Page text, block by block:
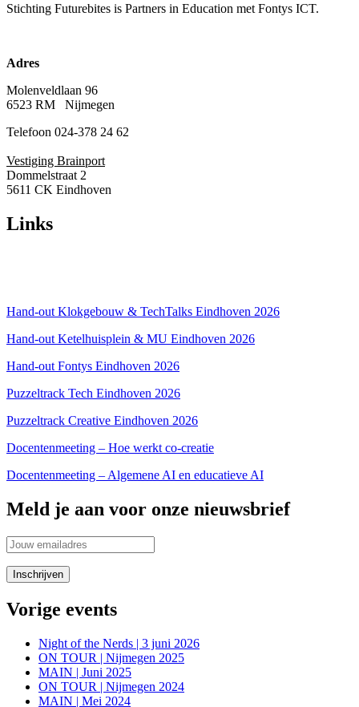
Stichting Futurebites is Partners in Education met Fontys ICT.
Adres
Molenveldlaan 96
6523 RM Nijmegen
Telefoon 024-378 24 62
Vestiging Brainport
Dommelstraat 2
5611 CK Eindhoven
Links
Hand-out Klokgebouw & TechTalks Eindhoven 2026
Hand-out Ketelhuisplein & MU Eindhoven 2026
Hand-out Fontys Eindhoven 2026
Puzzeltrack Tech Eindhoven 2026
Puzzeltrack Creative Eindhoven 2026
Docentenmeeting – Hoe werkt co-creatie
Docentenmeeting – Algemene AI en educatieve AI
Meld je aan voor onze nieuwsbrief
Vorige events
Night of the Nerds | 3 juni 2026
ON TOUR | Nijmegen 2025
MAIN | Juni 2025
ON TOUR | Nijmegen 2024
MAIN | Mei 2024